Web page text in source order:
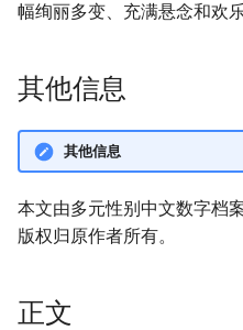
幅绚丽多变、充满悬念和欢
其他信息
其他信息
本文由多元性别中文数字档
版权归原作者所有。
正文